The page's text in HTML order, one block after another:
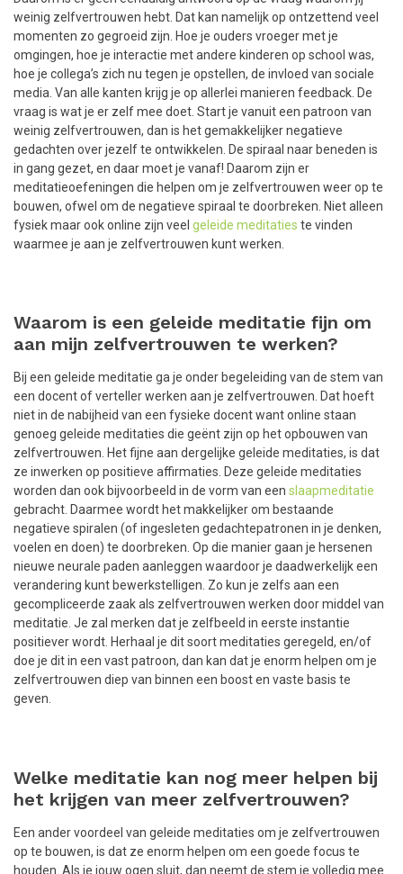
weinig zelfvertrouwen hebt. Dat kan namelijk op ontzettend veel
momenten zo gegroeid zijn. Hoe je ouders vroeger met je
omgingen, hoe je interactie met andere kinderen op school was,
hoe je collega’s zich nu tegen je opstellen, de invloed van sociale
media. Van alle kanten krijg je op allerlei manieren feedback. De
vraag is wat je er zelf mee doet. Start je vanuit een patroon van
weinig zelfvertrouwen, dan is het gemakkelijker negatieve
gedachten over jezelf te ontwikkelen. De spiraal naar beneden is
in gang gezet, en daar moet je vanaf! Daarom zijn er
meditatieoefeningen die helpen om je zelfvertrouwen weer op te
bouwen, ofwel om de negatieve spiraal te doorbreken. Niet alleen
fysiek maar ook online zijn veel geleide meditaties te vinden
waarmee je aan je zelfvertrouwen kunt werken.
Waarom is een geleide meditatie fijn om
aan mijn zelfvertrouwen te werken?
Bij een geleide meditatie ga je onder begeleiding van de stem van
een docent of verteller werken aan je zelfvertrouwen. Dat hoeft
niet in de nabijheid van een fysieke docent want online staan
genoeg geleide meditaties die geënt zijn op het opbouwen van
zelfvertrouwen. Het fijne aan dergelijke geleide meditaties, is dat
ze inwerken op positieve affirmaties. Deze geleide meditaties
worden dan ook bijvoorbeeld in de vorm van een slaapmeditatie
gebracht. Daarmee wordt het makkelijker om bestaande
negatieve spiralen (of ingesleten gedachtepatronen in je denken,
voelen en doen) te doorbreken. Op die manier gaan je hersenen
nieuwe neurale paden aanleggen waardoor je daadwerkelijk een
verandering kunt bewerkstelligen. Zo kun je zelfs aan een
gecompliceerde zaak als zelfvertrouwen werken door middel van
meditatie. Je zal merken dat je zelfbeeld in eerste instantie
positiever wordt. Herhaal je dit soort meditaties geregeld, en/of
doe je dit in een vast patroon, dan kan dat je enorm helpen om je
zelfvertrouwen diep van binnen een boost en vaste basis te
geven.
Welke meditatie kan nog meer helpen bij
het krijgen van meer zelfvertrouwen?
Een ander voordeel van geleide meditaties om je zelfvertrouwen
op te bouwen, is dat ze enorm helpen om een goede focus te
houden. Als je jouw ogen sluit, dan neemt de stem je volledig mee